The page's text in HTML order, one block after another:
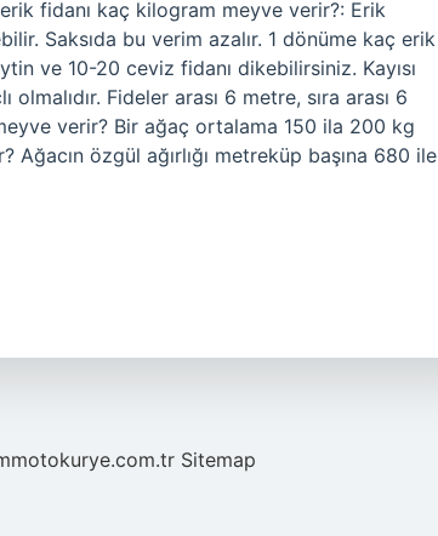
fidanı kaç kilogram meyve verir?: Erik
Saksıda bu verim azalır. 1 dönüme kaç erik
ve 10-20 ceviz fidanı dikebilirsiniz. Kayısı
Fideler arası 6 metre, sıra arası 6
verir? Bir ağaç ortalama 150 ila 200 kg
özgül ağırlığı metreküp başına 680 ile
Sitemap